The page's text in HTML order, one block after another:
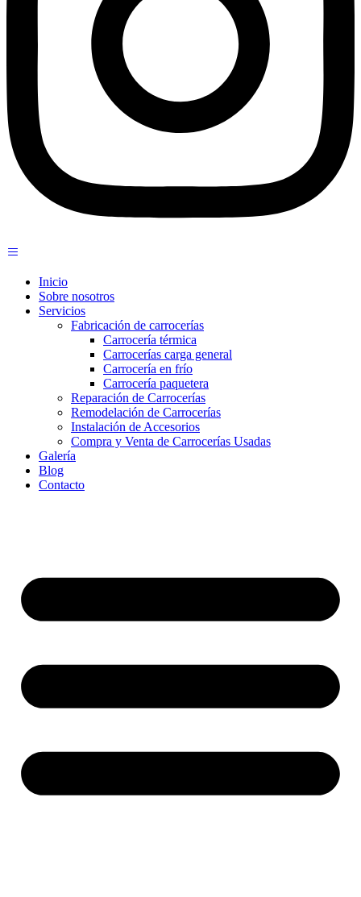
Inicio
Sobre nosotros
Servicios
Fabricación de carrocerías
Carrocería térmica
Carrocerías carga general
Carrocería en frío
Carrocería paquetera
Reparación de Carrocerías
Remodelación de Carrocerías
Instalación de Accesorios
Compra y Venta de Carrocerías Usadas
Galería
Blog
Contacto